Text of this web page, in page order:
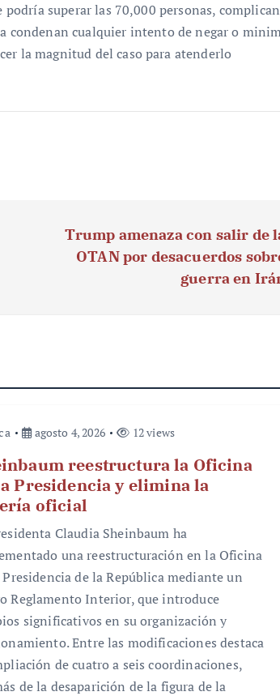
superar las 70,000 personas,
condenan cualquier intento de negar o
la magnitud del caso para atenderlo
Trump amenaza con salir de
OTAN por desacuerdos
guerra en
agosto 4, 2026 12 views
reestructura la Oficina
Presidencia y elimina la
oficial
Claudia Sheinbaum ha
una reestructuración en la Oficina
Presidencia de la República mediante un
Reglamento Interior, que introduce
significativos en su organización y
Entre las modificaciones destaca
de cuatro a seis coordinaciones,
de la desaparición de la figura de la